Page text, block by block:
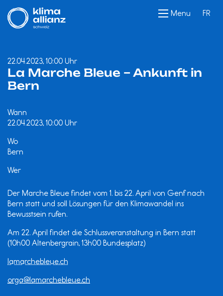
Menu FR
22.04.2023, 10:00 Uhr
La Marche Bleue – Ankunft in
Bern
Wann
22.04.2023, 10:00 Uhr
Wo
Bern
Wer
Der Marche Bleue findet vom 1. bis 22. April von Genf nach
Bern statt und soll Lösungen für den Klimawandel ins
Bewusstsein rufen.
Am 22. April findet die Schlussveranstaltung in Bern statt
(10h00 Altenbergrain, 13h00 Bundesplatz)
lamarchebleue.ch
orga@lamarchebleue.ch